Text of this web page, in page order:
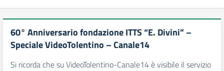
60° Anniversario fondazione ITTS “E. Divini” –
Speciale VideoTolentino – Canale14
Si ricorda che su VideoTolentino-Canale14 è visibile il servizio